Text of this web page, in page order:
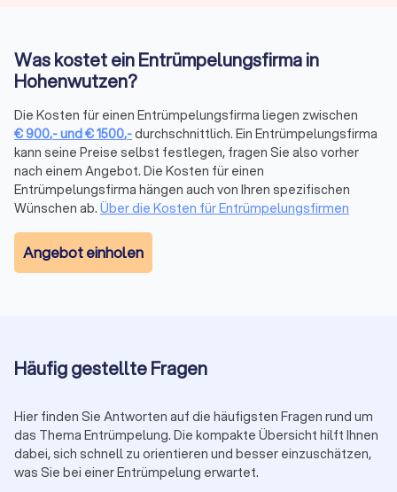
Inventar an. Anbieter fürEntrümpelung und Entsorgung
übernehmen neben dem Abtransport auch die
Räumung helfen spezialisierteReinigungsfirmen beim
Übergabestandard.
Rechtliche Aspekte bei der Entrümpelung
Vorgaben.
und
fachgerecht entsorgt werden. Seriöse Anbieter kennen die
Unklarheiten ist rechtlicher Rat von einem
empfehlenswert.
Entrümpelungsfirmen finden & vergleichen
Wenn Sie schnell, unkompliziert und transparentdie
passende Entrümpelungsfirma in Hohenwutzen finden
Was kostet ein Entrümpelungsfirma in
Hohenwutzen?
Die Kosten für einen Entrümpelungsfirma liegen zwischen
€900,-und€1500,-durchschnittlich. Ein Entrümpelungsfirma
kann seine Preise selbst festlegen, fragen Sie also vorher
nach einem Angebot. Die Kosten für einen
Entrümpelungsfirma hängen auch von Ihren spezifischen
Wünschen ab. Über die Kosten für Entrümpelungsfirmen
Angebot einholen
Häufig gestellte Fragen
Hier finden Sie Antworten auf die häufigsten Fragen rund um
das Thema Entrümpelung. Die kompakte Übersicht hilft Ihnen
dabei, sich schnell zu orientieren und besser einzuschätzen,
was Sie bei einer Entrümpelung erwartet.